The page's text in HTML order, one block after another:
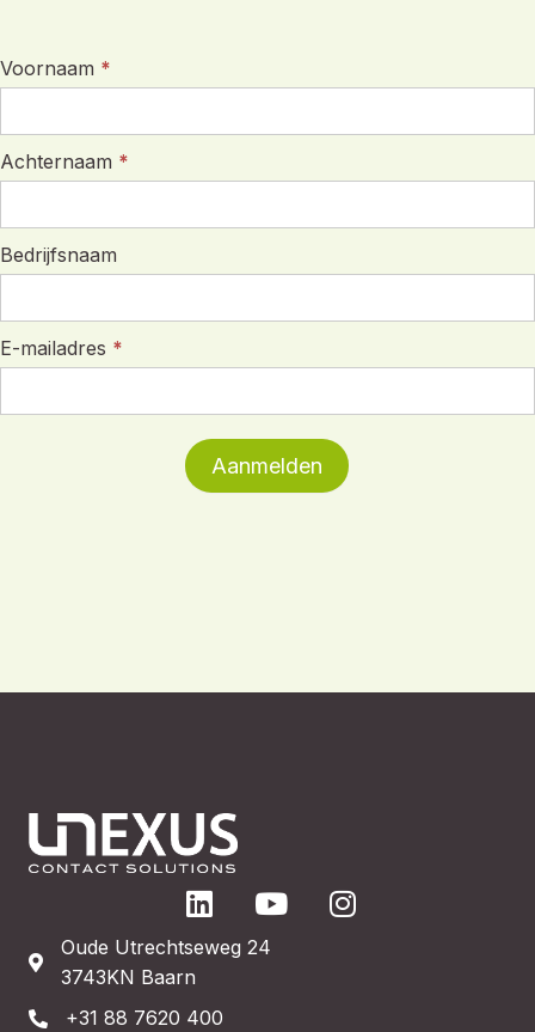
Voornaam *
Achternaam *
Bedrijfsnaam
E-mailadres *
Oude Utrechtseweg 24
3743KN Baarn
+31 88 7620 400